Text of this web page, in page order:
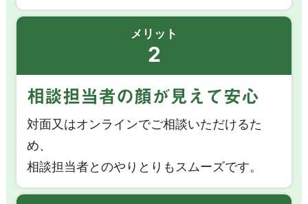
メリット
2
相談担当者の顔が見えて安心
対面又はオンラインでご相談いただけるた
め、
相談担当者とのやりとりもスムーズです。